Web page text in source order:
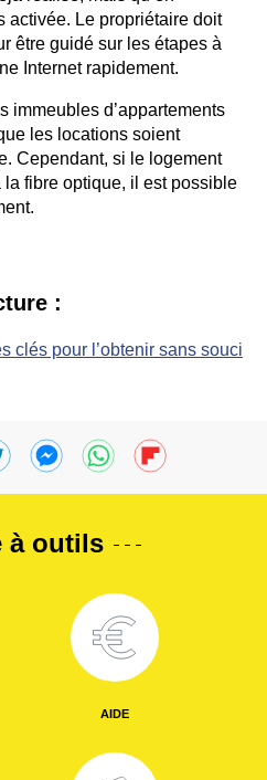
activée. Le propriétaire doit
être guidé sur les étapes à
Internet rapidement.
immeubles d’appartements
les locations soient
Cependant, si le logement
la fibre optique, il est possible
:
clés pour l’obtenir sans souci
à outils
AIDE